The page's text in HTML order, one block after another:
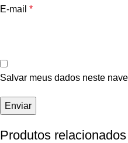
E-mail *
Salvar meus dados neste
Produtos relacionados